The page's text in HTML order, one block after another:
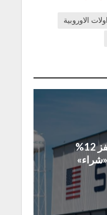
الاوروبية
سهم سبيس إكس يقفز 12%